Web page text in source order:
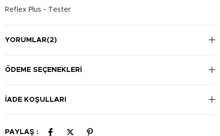
Reflex Plus - Tester
YORUMLAR(2)
ÖDEME SEÇENEKLERI
İADE KOŞULLARI
PAYLAŞ :